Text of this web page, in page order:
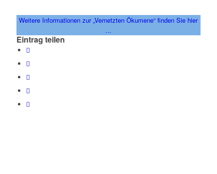
Weitere Informationen zur „Vernetzten Ökumene“ finden Sie hier
…
Eintrag teilen